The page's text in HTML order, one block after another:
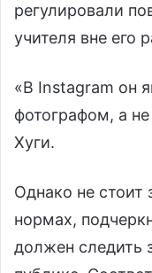
регулировали
учителя вне его
«В Instagram он
фотографом, а не
Хуги.
Однако не стоит
нормах,
должен следить